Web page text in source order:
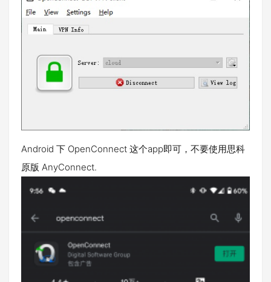
Android 下 OpenConnect 这个app即可，不要使用思科
原版 AnyConnect.